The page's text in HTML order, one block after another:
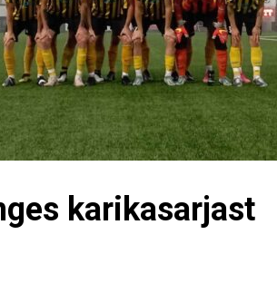
karikasarjast